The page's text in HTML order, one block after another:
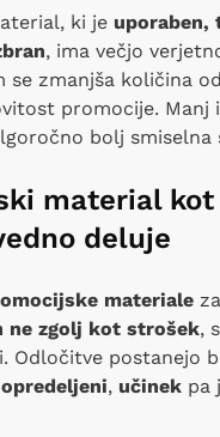
ki je uporaben,
, ima večjo
se zmanjša količina
promocije. Manj
bolj smiselna
material
deluje
materiale
ne zgolj kot strošek,
Odločitve postanejo
opredeljeni, učinek pa